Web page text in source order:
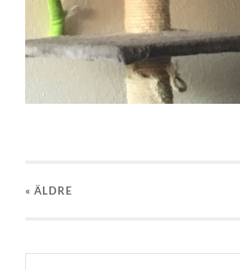
« ÄLDRE